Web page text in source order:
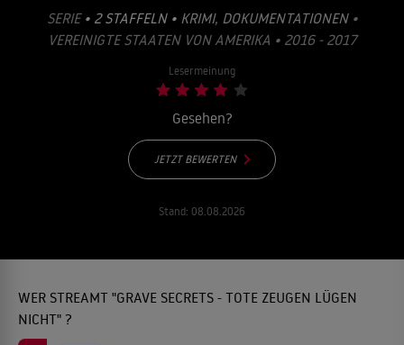
SERIE • 2 STAFFELN • KRIMI, DOKUMENTATIONEN•
VEREINIGTE STAATEN VON AMERIKA • 2016 - 2017
Lesermeinung
Gesehen?
JETZT BEWERTEN
Stand: 08.08.2026
WER STREAMT "GRAVE SECRETS - TOTE ZEUGEN LÜGEN
NICHT" ?